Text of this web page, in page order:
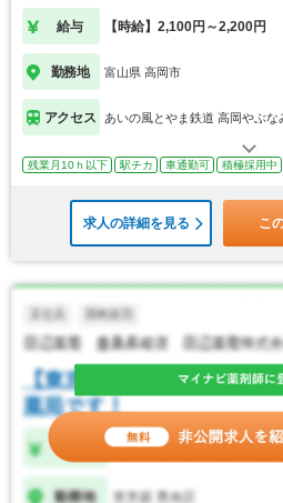
給与 【時給】2,100円～2,200円
勤務地 富山県 高岡市
アクセス あいの風とやま鉄道 高岡やぶな
残業月10ｈ以下 駅チカ 車通勤可 積極採用中
求人の詳細を見る こ